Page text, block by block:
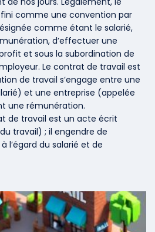
comme une convention par
comme étant le salarié,
d’effectuer une
et sous la subordination de
Le contrat de travail est
de travail s’engage entre une
et une entreprise (appelée
une rémunération.
de travail est un acte écrit
travail) ; il engendre de
l’égard du salarié et de